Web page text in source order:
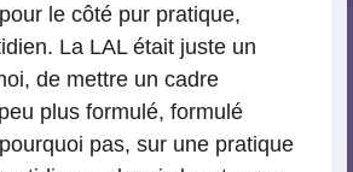
le côté pur pratique,
La LAL était juste un
de mettre un cadre
plus formulé, formulé
pas, sur une pratique